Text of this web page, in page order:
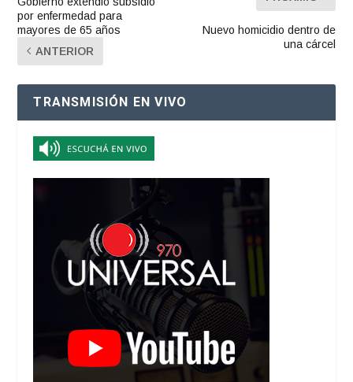
por enfermedad para
mayores de 65 años
ANTERIOR
Nuevo homicidio dentro de
una cárcel
TRANSMISIÓN EN VIVO